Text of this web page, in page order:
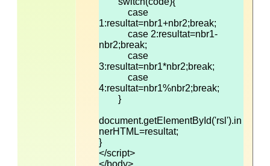
case
case 2:resultat=nbr1-
case
case
document.getElementById('rsl').in